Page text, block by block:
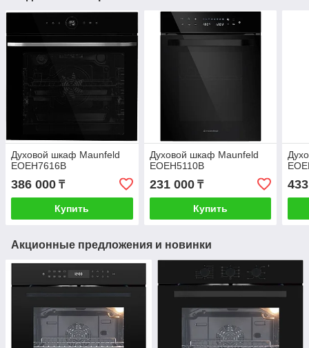
Духовой шкаф Maunfeld
EOEH7616B
386 000 ₸
Купить
Духовой шкаф Maunfeld
EOEH5110B
231 000₸
Купить
Акционные предложения и новинки